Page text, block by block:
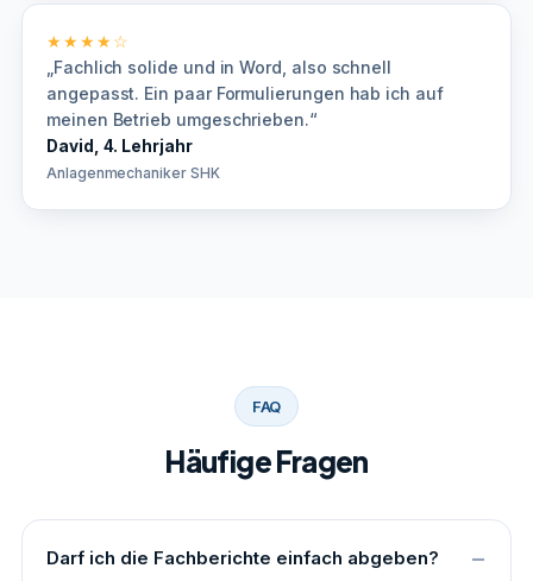
★★★★☆
„Fachlich solide und in Word, also schnell
angepasst. Ein paar Formulierungen hab ich auf
meinen Betrieb umgeschrieben.“
David, 4. Lehrjahr
Anlagenmechaniker SHK
FAQ
Häufige Fragen
Darf ich die Fachberichte einfach abgeben?